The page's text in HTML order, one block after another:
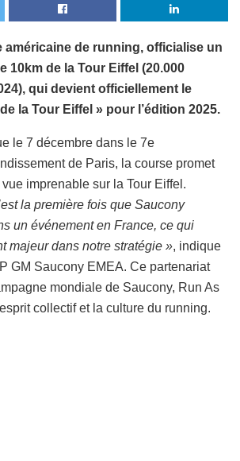
américaine de running, officialise un
10km de la Tour Eiffel (20.000
qui devient officiellement le
la Tour Eiffel » pour l’édition 2025.
le 7 décembre dans le 7e
de Paris, la course promet
vue imprenable sur la Tour Eiffel.
la première fois que Saucony
un événement en France, ce qui
majeur dans notre stratégie », indique
GM Saucony EMEA. Ce partenariat
mondiale de Saucony, Run As
collectif et la culture du running.